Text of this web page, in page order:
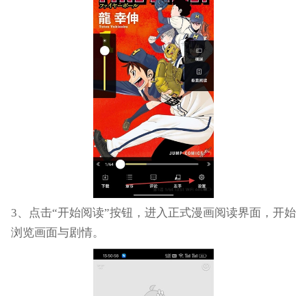
3、点击“开始阅读”按钮，进入正式漫画阅读界面，开始
浏览画面与剧情。